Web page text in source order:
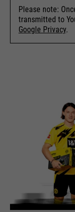
Please note:
transmitted to
Google Privacy.